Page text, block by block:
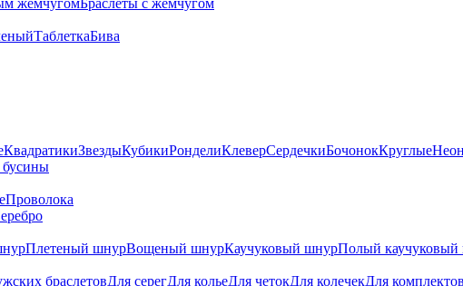
жемчугомБраслеты с жемчугом
ТаблеткаБива
КвадратикиЗвездыКубикиРонделиКлеверСердечкиБочонокКруглые
бусины
Проволока
Плетеный шнурВощеный шнурКаучуковый шнурПолый
браслетовДля серегДля кольеДля четокДля колечекДля